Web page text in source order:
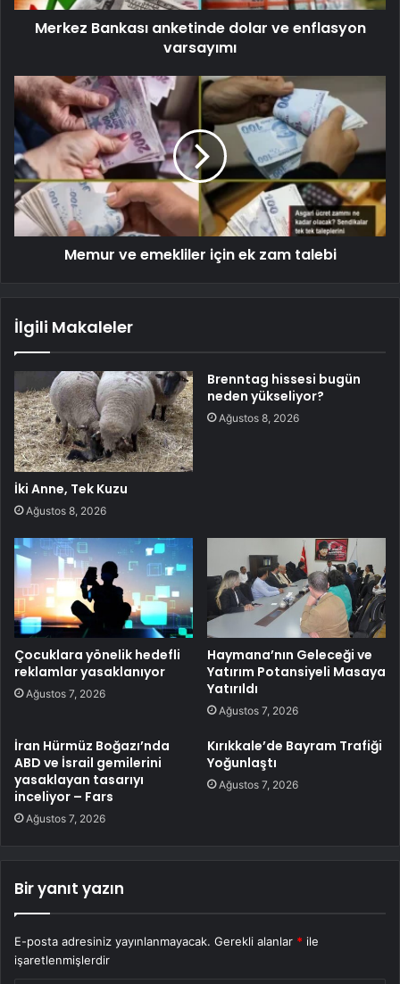
Merkez Bankası anketinde dolar ve enflasyon
varsayımı
Memur ve emekliler için ek zam talebi
İlgili Makaleler
İki Anne, Tek Kuzu
Ağustos 8, 2026
Brenntag hissesi bugün
neden yükseliyor?
Ağustos 8, 2026
Çocuklara yönelik hedefli
reklamlar yasaklanıyor
Ağustos 7, 2026
Haymana’nın Geleceği ve
Yatırım Potansiyeli Masaya
Yatırıldı
Ağustos 7, 2026
İran Hürmüz Boğazı’nda
ABD ve İsrail gemilerini
yasaklayan tasarıyı
inceliyor – Fars
Ağustos 7, 2026
Kırıkkale’de Bayram Trafiği
Yoğunlaştı
Ağustos 7, 2026
Bir yanıt yazın
E-posta adresiniz yayınlanmayacak. Gerekli alanlar * ile
işaretlenmişlerdir